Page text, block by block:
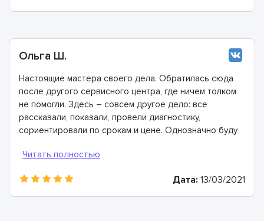
Ольга Ш.
Настоящие мастера своего дела. Обратилась сюда
после другого сервисного центра, где ничем толком
не помогли. Здесь – совсем другое дело: все
рассказали, показали, провели диагностику,
сориентировали по срокам и цене. Однозначно буду
Дата: 13/03/2021